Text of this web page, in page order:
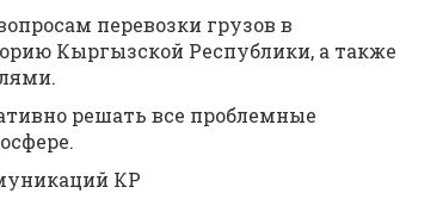
перевозки грузов в
Кыргызской Республики, а также
решать все проблемные
КР